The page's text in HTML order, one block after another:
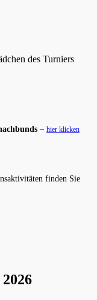
des Turniers
– hier klicken
finden Sie